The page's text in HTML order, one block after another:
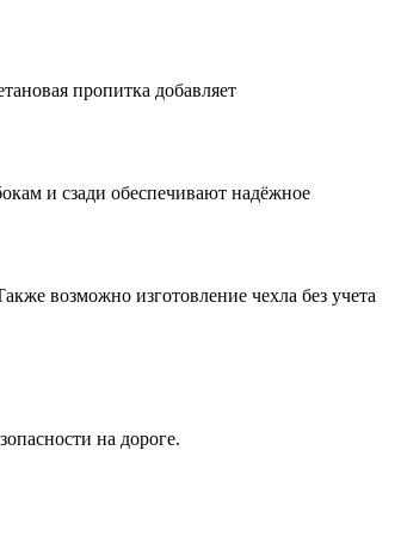
пропитка добавляет
и сзади обеспечивают надёжное
возможно изготовление чехла без учета
на дороге.